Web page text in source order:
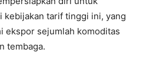
kebijakan tarif tinggi ini, yang
ekspor sejumlah komoditas
tembaga.